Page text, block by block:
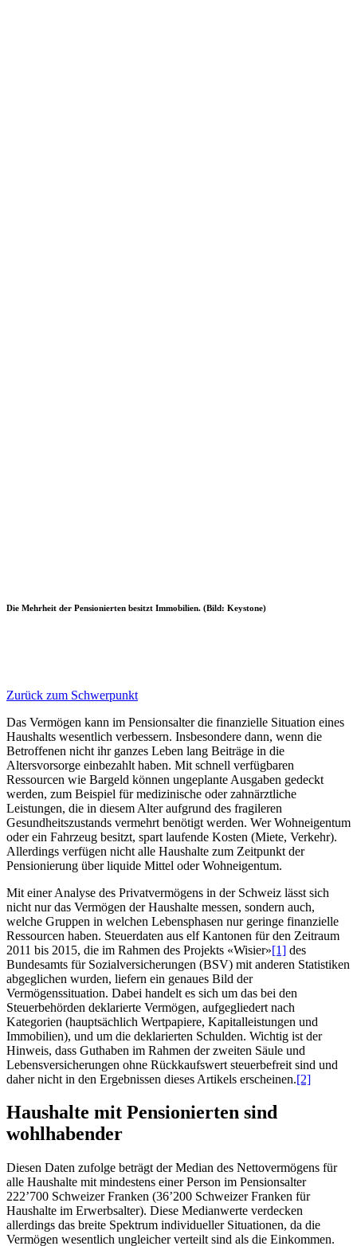
Die Mehrheit der Pensionierten besitzt Immobilien. (Bild: Keystone)
Zurück zum Schwerpunkt
Das Vermögen kann im Pensionsalter die finanzielle Situation eines
Haushalts wesentlich verbessern. Insbesondere dann, wenn die
Betroffenen nicht ihr ganzes Leben lang Beiträge in die
Altersvorsorge einbezahlt haben. Mit schnell verfügbaren
Ressourcen wie Bargeld können ungeplante Ausgaben gedeckt
werden, zum Beispiel für medizinische oder zahnärztliche
Leistungen, die in diesem Alter aufgrund des fragileren
Gesundheitszustands vermehrt benötigt werden. Wer Wohneigentum
oder ein Fahrzeug besitzt, spart laufende Kosten (Miete, Verkehr).
Allerdings verfügen nicht alle Haushalte zum Zeitpunkt der
Pensionierung über liquide Mittel oder Wohneigentum.
Mit einer Analyse des Privatvermögens in der Schweiz lässt sich
nicht nur das Vermögen der Haushalte messen, sondern auch,
welche Gruppen in welchen Lebensphasen nur geringe finanzielle
Ressourcen haben. Steuerdaten aus elf Kantonen für den Zeitraum
2011 bis 2015, die im Rahmen des Projekts «Wisier»[1] des
Bundesamts für Sozialversicherungen (BSV) mit anderen Statistiken
abgeglichen wurden, liefern ein genaues Bild der
Vermögenssituation. Dabei handelt es sich um das bei den
Steuerbehörden deklarierte Vermögen, aufgegliedert nach
Kategorien (hauptsächlich Wertpapiere, Kapitalleistungen und
Immobilien), und um die deklarierten Schulden. Wichtig ist der
Hinweis, dass Guthaben im Rahmen der zweiten Säule und
Lebensversicherungen ohne Rückkaufswert steuerbefreit sind und
daher nicht in den Ergebnissen dieses Artikels erscheinen.[2]
Haushalte mit Pensionierten sind
wohlhabender
Diesen Daten zufolge beträgt der Median des Nettovermögens für
alle Haushalte mit mindestens einer Person im Pensionsalter
222’700 Schweizer Franken (36’200 Schweizer Franken für
Haushalte im Erwerbsalter). Diese Medianwerte verdecken
allerdings das breite Spektrum individueller Situationen, da die
Vermögen wesentlich ungleicher verteilt sind als die Einkommen.